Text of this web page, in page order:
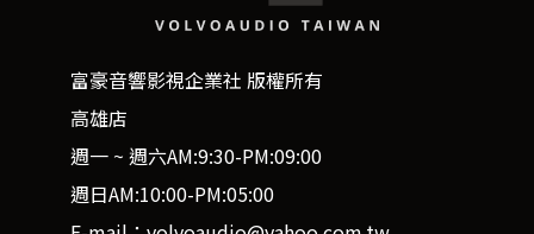
富豪音響影視企業社 版權所有
高雄店
週一 ~ 週六AM:9:30-PM:09:00
週日AM:10:00-PM:05:00